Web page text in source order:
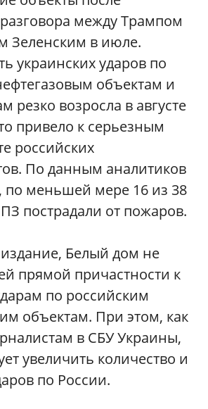
между Трампом
Зеленским в июле.
украинских ударов по
объектам и
резко возросла в августе
привело к серьезным
российских
По данным аналитиков
, по меньшей мере 16 из 38
пострадали от пожаров.
издание, Белый дом не
прямой причастности к
по российским
объектам. При этом, как
в СБУ Украины,
увеличить количество и
по России.